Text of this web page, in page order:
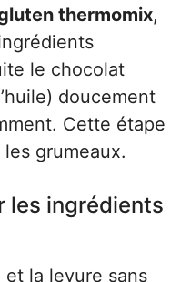
thermomix,
le chocolat
doucement
Cette étape
grumeaux.
les ingrédients
et la levure sans